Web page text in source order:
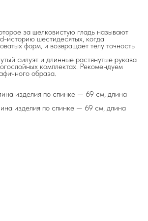
за шелковистую гладь называют
историю шестидесятых, когда
форм, и возвращает телу точность
силуэт и длинные растянутые рукава
комплектах. Рекомендуем
образа.
изделия по спинке — 69 см, длина
изделия по спинке — 69 см, длина